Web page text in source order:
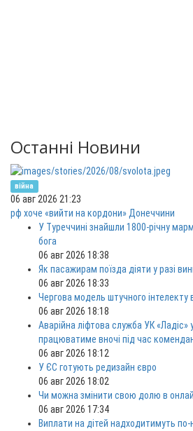
Останні Новини
війна
06 авг 2026 21:23
рф хоче «вийти на кордони» Донеччини
У Туреччині знайшли 1800-річну
бога
06 авг 2026 18:38
Як пасажирам поїзда діяти у разі
06 авг 2026 18:33
Чергова модель штучного
06 авг 2026 18:18
Аварійна ліфтова служба УК «Ладіс»
працюватиме вночі під час
06 авг 2026 18:12
У ЄС готують редизайн євро
06 авг 2026 18:02
Чи можна змінити свою долю в
06 авг 2026 17:34
Виплати на дітей надходитимуть